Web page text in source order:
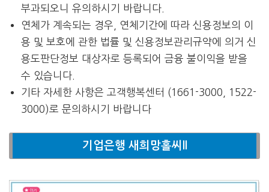
부과되오니 유의하시기 바랍니다.
연체가 계속되는 경우, 연체기간에 따라 신용정보의 이
용 및 보호에 관한 법률 및 신용정보관리규약에 의거 신
용도판단정보 대상자로 등록되어 금융 불이익을 받을
수 있습니다.
기타 자세한 사항은 고객행복센터 (1661-3000, 1522-
3000)로 문의하시기 바랍니다
기업은행 새희망홀씨II